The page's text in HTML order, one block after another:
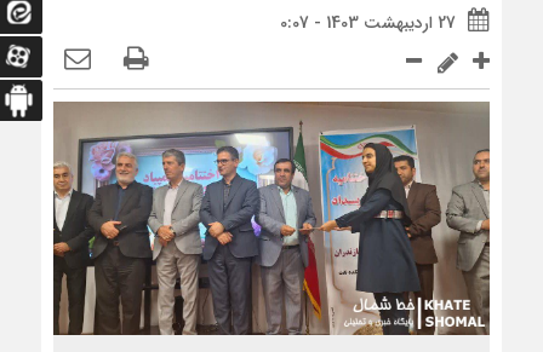
27 اردیبهشت 1403 - 0:07